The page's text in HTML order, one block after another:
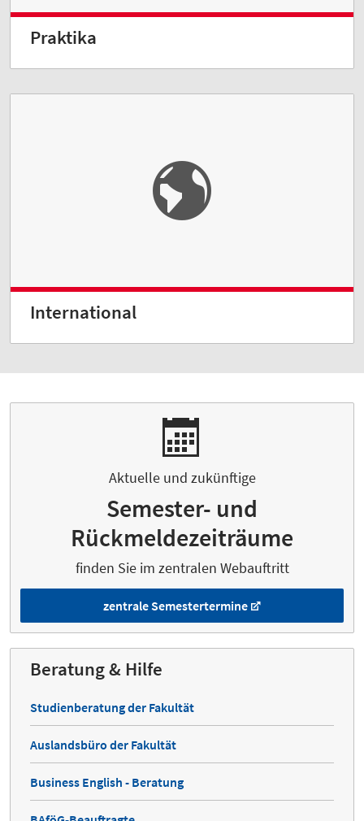
Praktika
International
Aktuelle und zukünftige
Semester- und
Rückmeldezeiträume
finden Sie im zentralen Webauftritt
zentrale Semestertermine
Beratung & Hilfe
Studienberatung der Fakultät
Auslandsbüro der Fakultät
Business English - Beratung